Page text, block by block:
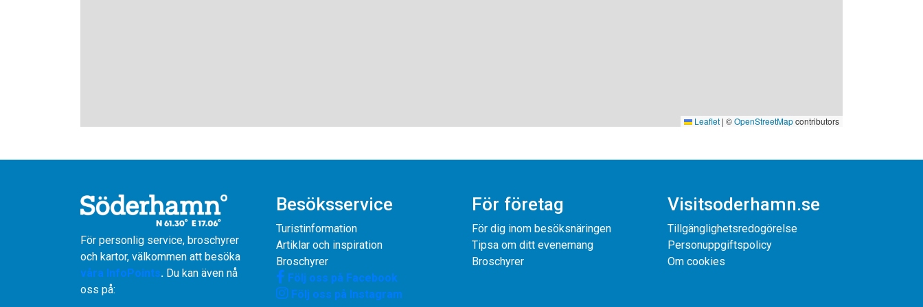
Leaflet | ©OpenStreetMapcontributors
För personlig service, broschyrer
och kartor, välkommen att besöka
våra InfoPoints. Du kan även nå
oss på:
Besöksservice
Turistinformation
Artiklar och inspiration
Broschyrer
Följ oss på Facebook
Följ oss på Instagram
För företag
För dig inom besöksnäringen
Tipsa om ditt evenemang
Broschyrer
Visitsoderhamn.se
Tillgänglighetsredogörelse
Personuppgiftspolicy
Om cookies